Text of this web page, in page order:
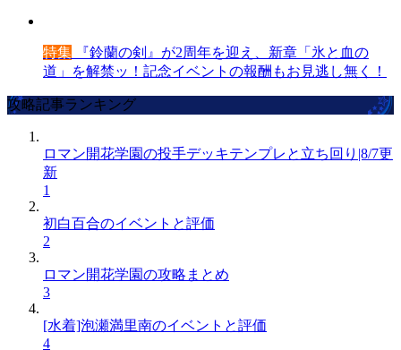
特集 『鈴蘭の剣』が2周年を迎え、新章「氷と血の
道」を解禁ッ！記念イベントの報酬もお見逃し無く！
攻略記事ランキング
ロマン開花学園の投手デッキテンプレと立ち回り|8/7更
新
1
初白百合のイベントと評価
2
ロマン開花学園の攻略まとめ
3
[水着]泡瀬満里南のイベントと評価
4